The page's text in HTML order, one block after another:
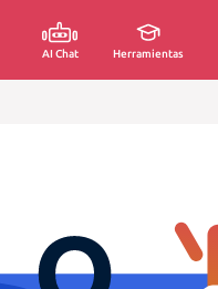
AI Chat Herramientas